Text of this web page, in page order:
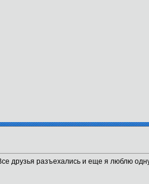
друзья разъехались и еще я люблю